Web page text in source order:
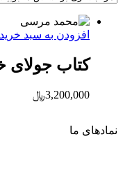
افزودن به سبد خرید
کتاب جولای
3,200,000﷼
نماد‌های ما